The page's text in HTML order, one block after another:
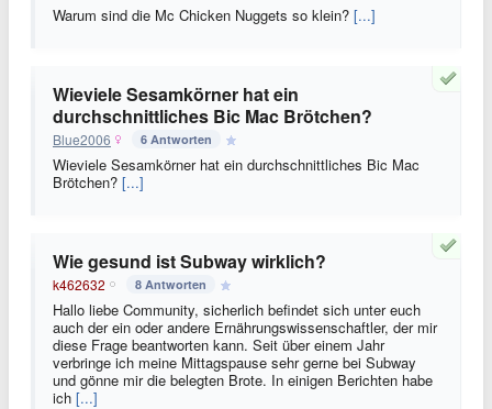
Warum sind die Mc Chicken Nuggets so klein? [...]
Wieviele Sesamkörner hat ein
durchschnittliches Bic Mac Brötchen?
Blue2006 6 Antworten
Wieviele Sesamkörner hat ein durchschnittliches Bic Mac
Brötchen? [...]
Wie gesund ist Subway wirklich?
k462632 8 Antworten
Hallo liebe Community, sicherlich befindet sich unter euch
auch der ein oder andere Ernährungswissenschaftler, der mir
diese Frage beantworten kann. Seit über einem Jahr
verbringe ich meine Mittagspause sehr gerne bei Subway
und gönne mir die belegten Brote. In einigen Berichten habe
ich [...]